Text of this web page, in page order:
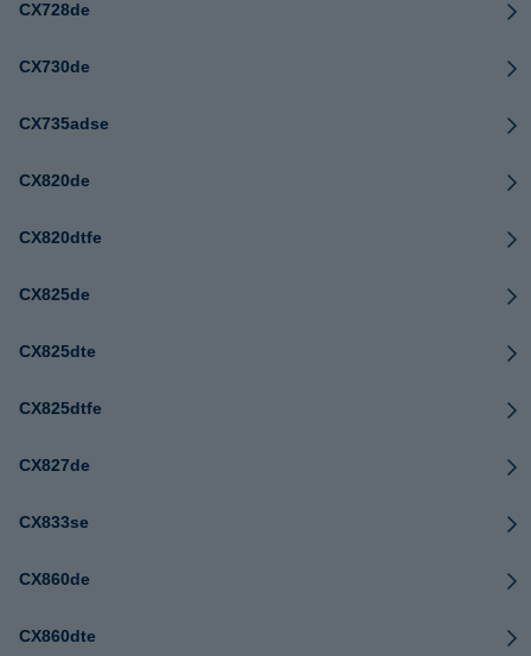
CX728de
CX730de
CX735adse
CX820de
CX820dtfe
CX825de
CX825dte
CX825dtfe
CX827de
CX833se
CX860de
CX860dte